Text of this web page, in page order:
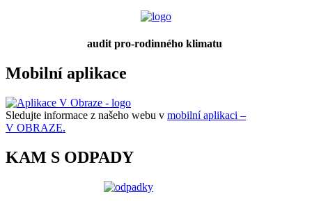
audit pro-rodinného klimatu
Mobilní aplikace
Sledujte informace z našeho webu v mobilní aplikaci –
V OBRAZE.
KAM S ODPADY